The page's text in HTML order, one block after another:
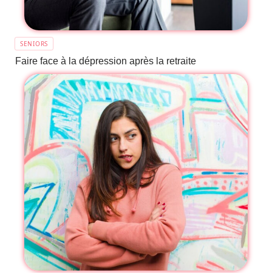
SENIORS
Faire face à la dépression après la retraite